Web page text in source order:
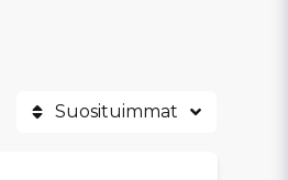
Suosituimmat